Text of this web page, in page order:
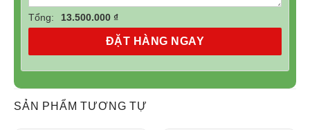
Tổng: 13.500.000 ₫
ĐẶT HÀNG NGAY
SẢN PHẨM TƯƠNG TỰ